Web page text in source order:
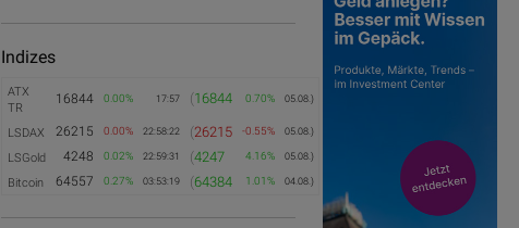
Indizes
ATX
TR
16844 0.00% 17:57 (16844 0.70% 05.08.)
LSDAX 26215 0.00% 22:58:22 (26215 -0.55% 05.08.)
LSGold 4248 0.02% 22:59:31 (4247 4.16% 05.08.)
Bitcoin 64557 0.27% 03:53:19 (64384 1.01% 04.08.)